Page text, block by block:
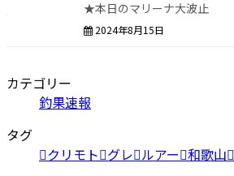
★本日のマリーナ大波止
2024年8月15日
カテゴリー
釣果速報
タグ
クリモト グレ ルアー 和歌山